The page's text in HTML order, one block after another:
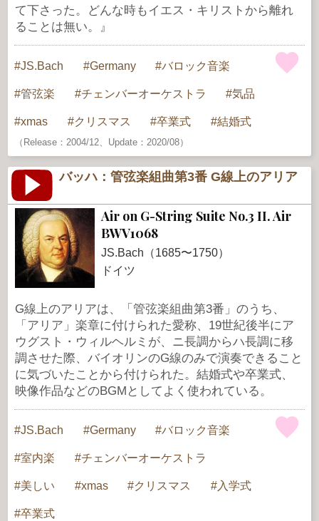
て下さった。どんな時もイエス・キリストから離れ
ることは無い。』
JS.Bach Germany バロック音楽
管弦楽 チェンバーオーケストラ 気品
xmas クリスマス 卒業式 結婚式
（Release：2004/12、Update：2020/08）
バッハ：管弦楽組曲第3番 G線上のアリア
Air on G-String Suite No.3 II. Air
BWV1068
JS.Bach（1685〜1750）
ドイツ
G線上のアリアは、「管弦楽組曲第3番」のうち、
「アリア」楽章に付けられた愛称、19世紀後半にア
ウグスト・ウィルヘルミが、ニ長調からハ長調に移
調させた際、バイオリンのG線のみで演奏できること
に気づいたことから付けられた。結婚式や卒業式、
映像作品などのBGMとしてよく使われている。
JS.Bach Germany バロック音楽
室内楽 チェンバーオーケストラ
美しい xmas クリスマス 入学式
卒業式